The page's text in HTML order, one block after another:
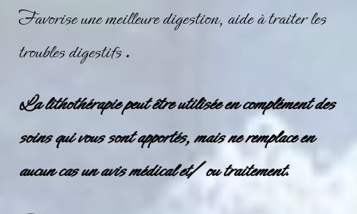
Favorise une meilleure digestion, aide à traiter les
troubles digestifs.
La lithothérapie peut être utilisée en complément des
soins qui vous sont apportés, mais ne remplace en
aucun cas un avis médical et/ ou traitement.